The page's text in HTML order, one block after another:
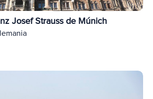
Josef Strauss de Múnich